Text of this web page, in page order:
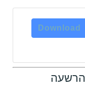
Download
הרשעה